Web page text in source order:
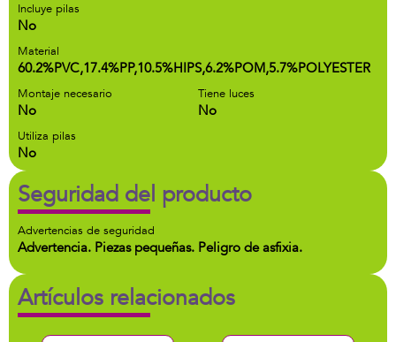
Incluye pilas
No
Material
60.2%PVC,17.4%PP,10.5%HIPS,6.2%POM,5.7%POLYESTER
Montaje necesario
No
Tiene luces
No
Utiliza pilas
No
Seguridad del producto
Advertencias de seguridad
Advertencia. Piezas pequeñas. Peligro de asfixia.
Artículos relacionados